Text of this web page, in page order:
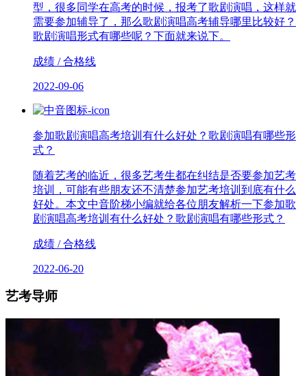
型，很多同学在高考的时候，报考了歌剧演唱，这样就
需要参加辅导了，那么歌剧演唱高考辅导哪里比较好？
歌剧演唱形式有哪些呢？下面就来说下。
成绩 / 合格线
2022-09-06
参加歌剧演唱高考培训有什么好处？歌剧演唱有哪些形
式？
随着艺考的临近，很多艺考生都在纠结是否要参加艺考
培训，可能有些朋友还不清楚参加艺考培训到底有什么
好处。本文中音阶梯小编就给各位朋友解析一下参加歌
剧演唱高考培训有什么好处？歌剧演唱有哪些形式？
成绩 / 合格线
2022-06-20
艺考导师